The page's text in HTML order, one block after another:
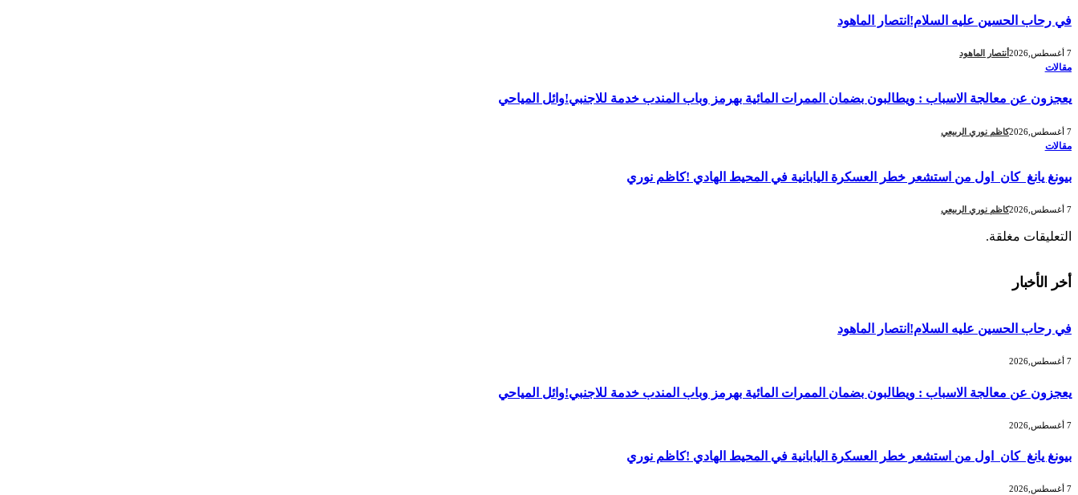
في رحاب الحسين عليه السلام!انتصار الماهود
7 أغسطس,2026 أنتصار الماهود
مقالات
يعجزون عن معالجة الاسباب : ويطالبون بضمان الممرات المائية بهرمز وباب المندب خدمة للاجنبي!وائل المياحي
7 أغسطس,2026 كاظم نوري الربيعي
مقالات
بيونغ يانغ كان اول من استشعر خطر العسكرة اليابانية في المحيط الهادي !كاظم نوري
7 أغسطس,2026 كاظم نوري الربيعي
التعليقات مغلقة.
أخر الأخبار
في رحاب الحسين عليه السلام!انتصار الماهود
7 أغسطس,2026
يعجزون عن معالجة الاسباب : ويطالبون بضمان الممرات المائية بهرمز وباب المندب خدمة للاجنبي!وائل المياحي
7 أغسطس,2026
بيونغ يانغ كان اول من استشعر خطر العسكرة اليابانية في المحيط الهادي !كاظم نوري
7 أغسطس,2026